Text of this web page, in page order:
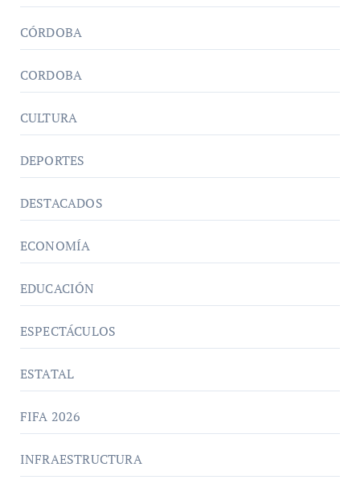
CÓRDOBA
CORDOBA
CULTURA
DEPORTES
DESTACADOS
ECONOMÍA
EDUCACIÓN
ESPECTÁCULOS
ESTATAL
FIFA 2026
INFRAESTRUCTURA